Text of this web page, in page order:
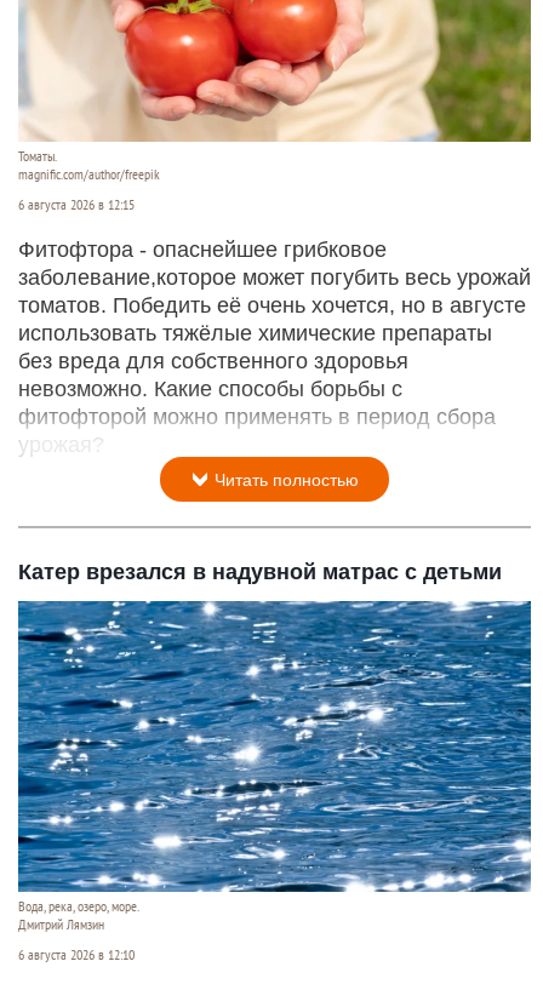
Томаты.
magnific.com/author/freepik
6 августа 2026 в 12:15
Фитофтора - опаснейшее грибковое
заболевание,которое может погубить весь урожай
томатов. Победить её очень хочется, но в августе
использовать тяжёлые химические препараты
без вреда для собственного здоровья
невозможно. Какие способы борьбы с
фитофторой можно применять в период сбора
урожая?
Читать полностью
Катер врезался в надувной матрас с детьми
Вода, река, озеро, море.
Дмитрий Лямзин
6 августа 2026 в 12:10